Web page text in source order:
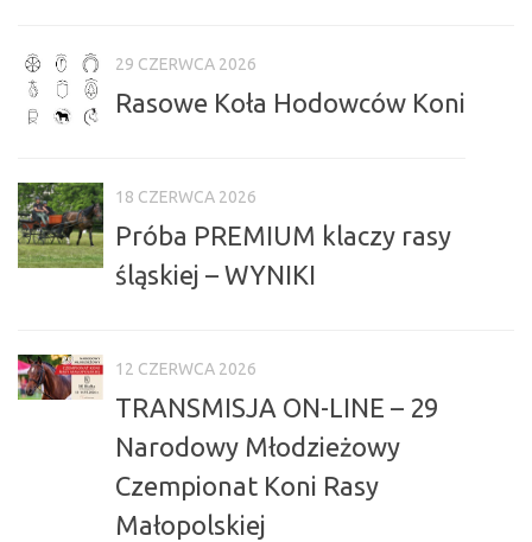
29 CZERWCA 2026
Rasowe Koła Hodowców Koni
18 CZERWCA 2026
Próba PREMIUM klaczy rasy
śląskiej – WYNIKI
12 CZERWCA 2026
TRANSMISJA ON-LINE – 29
Narodowy Młodzieżowy
Czempionat Koni Rasy
Małopolskiej